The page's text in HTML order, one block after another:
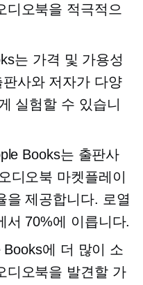
디오북을 적극적으
는 가격 및 가용성
사와 저자가 다양
실험할 수 있습니
Books는 출판사
디오북 마켓플레이
을 제공합니다. 로열
서 70%에 이릅니다.
에 더 많이 소
디오북을 발견할 가